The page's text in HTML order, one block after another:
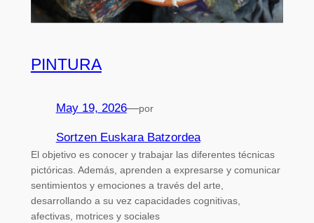
PINTURA
May 19, 2026—por
Sortzen Euskara Batzordea
El objetivo es conocer y trabajar las diferentes técnicas
pictóricas. Además, aprenden a expresarse y comunicar
sentimientos y emociones a través del arte,
desarrollando a su vez capacidades cognitivas,
afectivas, motrices y sociales